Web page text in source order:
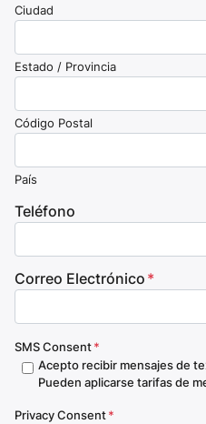
Ciudad
Estado / Provincia
Código Postal
País
Teléfono
Correo Electrónico *
SMS Consent *
Acepto recibir mensajes de
Pueden aplicarse tarifas de
Privacy Consent *